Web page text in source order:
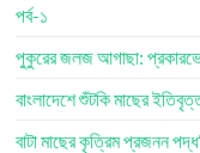
পর্ব-১
পুকুরের জলজ আগাছা:
বাংলাদেশে শুঁটকি মাছের
বাটা মাছের কৃত্রিম প্রজনন